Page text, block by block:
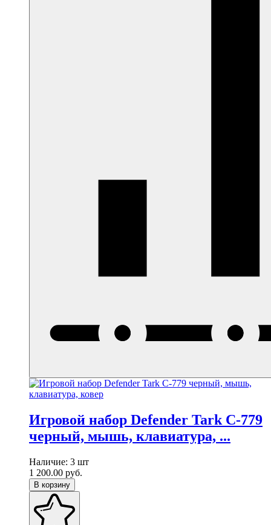
Игровой набор Defender Tark C-779
черный, мышь, клавиатура, ...
Наличие: 3 шт
1 200.00 руб.
В корзину